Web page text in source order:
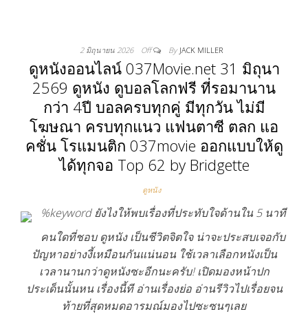
2 มิถุนายน 2026 Off By JACK MILLER
ดูหนังออนไลน์ 037Movie.net 31 มิถุนา
2569 ดูหนัง ดูบอลโลกฟรี ที่รอมานาน
กว่า 4ปี บอลครบทุกคู่ มีทุกวัน ไม่มี
โฆษณา ครบทุกแนว แฟนตาซี ตลก แอ
คชั่น โรแมนติก 037movie ออกแบบให้ดู
ได้ทุกจอ Top 62 by Bridgette
ดูหนัง
%keyword ยังไงให้พบเรื่องที่ประทับใจด้านใน 5 นาที
คนใดที่ชอบ ดูหนัง เป็นชีวิตจิตใจ น่าจะประสบเจอกับ
ปัญหาอย่างงี้เหมือนกันแน่นอน ใช้เวลาเลือกหนังเป็น
เวลานานกว่าดูหนังซะอีกนะครับ! เปิดมองหน้าปก
ประเด็นนั้นหน เรื่องนี้ที อ่านเรื่องย่อ อ่านรีวิวไปเรื่อยจน
ท้ายที่สุดหมดอารมณ์มองไปซะซนๆเลย